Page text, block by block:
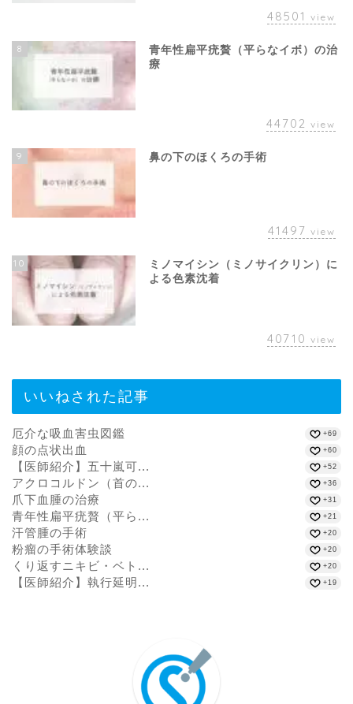
48501 view
8
青年性扁平疣贅（平らなイボ）の治
療
44702 view
9 鼻の下のほくろの手術
41497 view
10
ミノマイシン（ミノサイクリン）に
よる色素沈着
40710 view
いいねされた記事
厄介な吸血害虫図鑑 +69
顔の点状出血 +60
【医師紹介】五十嵐可... +52
アクロコルドン（首の... +36
爪下血腫の治療 +31
青年性扁平疣贅（平ら... +21
汗管腫の手術 +20
粉瘤の手術体験談 +20
くり返すニキビ・ベト... +20
【医師紹介】執行延明... +19